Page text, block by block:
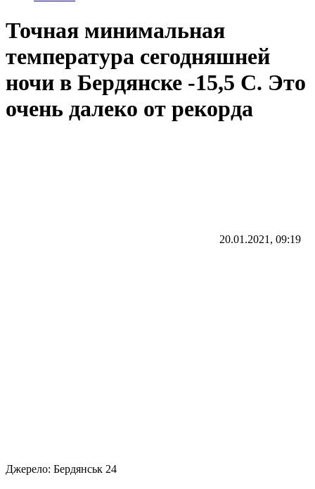
Точная минимальная
температура сегодняшней
ночи в Бердянске -15,5 С. Это
очень далеко от рекорда
20.01.2021, 09:19
Джерело: Бердянськ 24